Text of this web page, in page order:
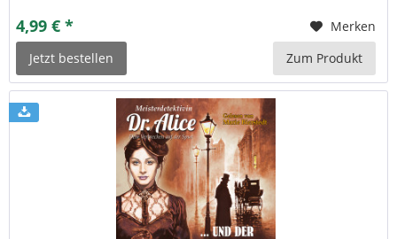
4,99 € *
Merken
Jetzt bestellen
Zum Produkt